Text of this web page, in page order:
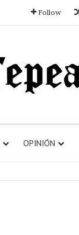
Follow
OPINIÓN